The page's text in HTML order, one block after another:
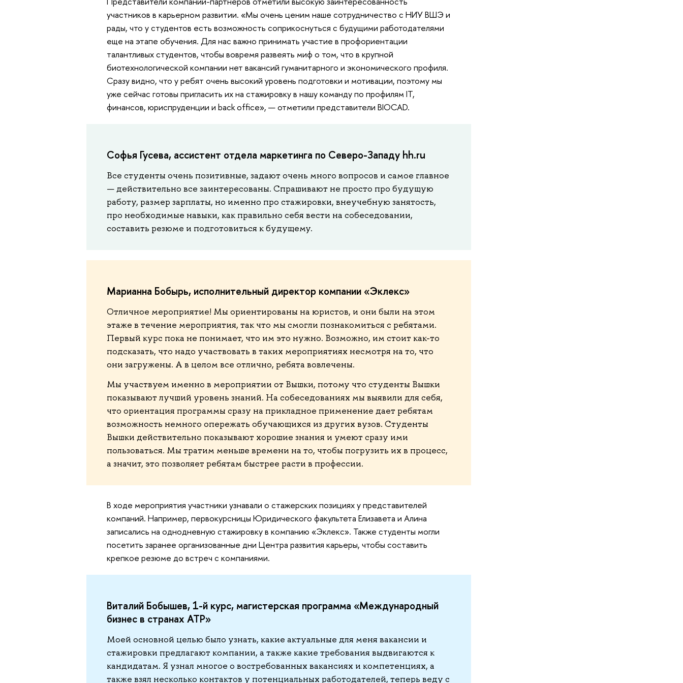
участников в карьерном развитии. «Мы очень ценим наше сотрудничество с НИУ ВШЭ и
рады, что у студентов есть возможность соприкоснуться с будущими работодателями
еще на этапе обучения. Для нас важно принимать участие в профориентации
талантливых студентов, чтобы вовремя развеять миф о том, что в крупной
биотехнологической компании нет вакансий гуманитарного и экономического профиля.
Сразу видно, что у ребят очень высокий уровень подготовки и мотивации, поэтому мы
уже сейчас готовы пригласить их на стажировку в нашу команду по профилям IT,
финансов, юриспруденции и back office», — отметили представители BIOCAD.
Софья Гусева, ассистент отдела маркетинга по Северо-Западу hh.ru
Все студенты очень позитивные, задают очень много вопросов и самое главное
— действительно все заинтересованы. Спрашивают не просто про будущую
работу, размер зарплаты, но именно про стажировки, внеучебную занятость,
про необходимые навыки, как правильно себя вести на собеседовании,
составить резюме и подготовиться к будущему.
Марианна Бобырь, исполнительный директор компании «Эклекс»
Отличное мероприятие! Мы ориентированы на юристов, и они были на этом
этаже в течение мероприятия, так что мы смогли познакомиться с ребятами.
Первый курс пока не понимает, что им это нужно. Возможно, им стоит как-то
подсказать, что надо участвовать в таких мероприятиях несмотря на то, что
они загружены. А в целом все отлично, ребята вовлечены.
Мы участвуем именно в мероприятии от Вышки, потому что студенты Вышки
показывают лучший уровень знаний. На собеседованиях мы выявили для себя,
что ориентация программы сразу на прикладное применение дает ребятам
возможность немного опережать обучающихся из других вузов. Студенты
Вышки действительно показывают хорошие знания и умеют сразу ими
пользоваться. Мы тратим меньше времени на то, чтобы погрузить их в процесс,
а значит, это позволяет ребятам быстрее расти в профессии.
В ходе мероприятия участники узнавали о стажерских позициях у представителей
компаний. Например, первокурсницы Юридического факультета Елизавета и Алина
записались на однодневную стажировку в компанию «Эклекс». Также студенты могли
посетить заранее организованные дни Центра развития карьеры, чтобы составить
крепкое резюме до встреч с компаниями.
Виталий Бобышев, 1-й курс, магистерская программа «Международный
бизнес в странах АТР»
Моей основной целью было узнать, какие актуальные для меня вакансии и
стажировки предлагают компании, а также какие требования выдвигаются к
кандидатам. Я узнал многое о востребованных вакансиях и компетенциях, а
также взял несколько контактов у потенциальных работодателей, теперь веду с